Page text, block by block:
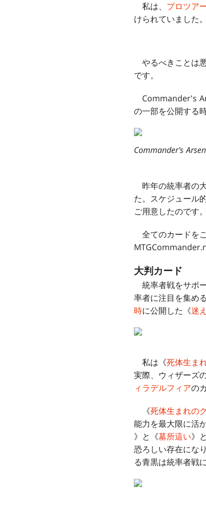
私は、 プロツア
けられていました。
やるべきことは
です。
Commander's
の一部を公開する
Commander's
昨年の統率者の
た。スケジュール
ご用意したのです。
全てのカードを
大判カード
統率者戦をサポ
率者に注目を集め
時に公開した《迷
私は《死体生ま
実際、ウィザーズ
ィラデルフィアの
《死体生まれの
能力を最大限に活
》と《墓所這い》
恐ろしい存在にな
る青黒は統率者戦